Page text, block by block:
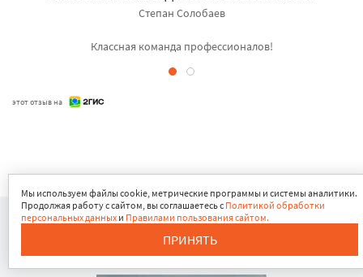
Степан Солобаев
Классная команда профессионалов!
этот отзыв на
СЕРТИФИКАТЫ И ЛИЦЕНЗИИ
Мы используем файлы cookie, метрические программы и системы аналитики.
Продолжая работу с сайтом, вы соглашаетесь с Политикой обработки
персональных данных и Правилами пользования сайтом.
ПРИНЯТЬ